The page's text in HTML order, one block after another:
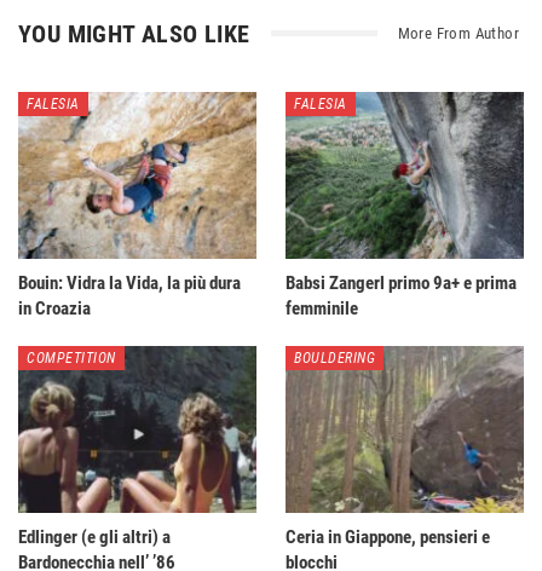
YOU MIGHT ALSO LIKE More From Author
FALESIA
Bouin: Vidra la Vida, la più dura
in Croazia
FALESIA
Babsi Zangerl primo 9a+ e prima
femminile
COMPETITION
Edlinger (e gli altri) a
Bardonecchia nell’ ’86
BOULDERING
Ceria in Giappone, pensieri e
blocchi